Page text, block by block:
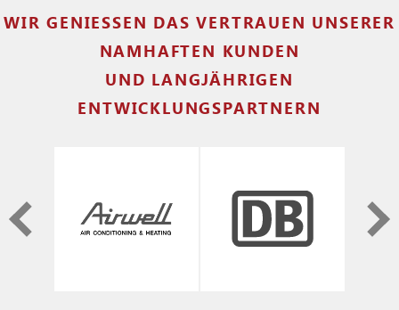
WIR GENIESSEN DAS VERTRAUEN UNSERER N
AMHAFTEN KUNDEN
UND LANGJÄHRIGEN
ENTWICKLUNGSPARTNERN